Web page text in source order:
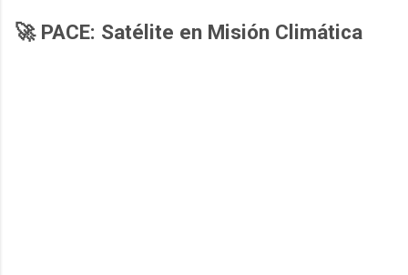
🚀 PACE: Satélite en Misión Climática